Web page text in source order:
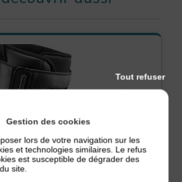
Gestion des cookies
lors de votre navigation sur les
et technologies similaires. Le refus
est susceptible de dégrader des
site.
Tout refuser